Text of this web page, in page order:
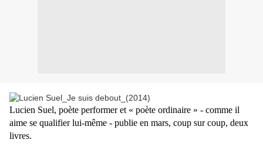
Lucien Suel, poète performer et « poète ordinaire » - comme il
aime se qualifier lui-même - publie en mars, coup sur coup, deux
livres.